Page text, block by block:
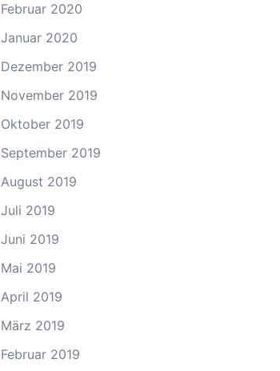
Februar 2020
Januar 2020
Dezember 2019
November 2019
Oktober 2019
September 2019
August 2019
Juli 2019
Juni 2019
Mai 2019
April 2019
März 2019
Februar 2019